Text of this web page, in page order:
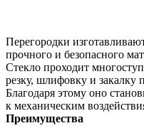
Перегородки
прочного и безопасного
Стекло проходит
резку, шлифовку и закалку
Благодаря этому оно
к механическим
Преимущества